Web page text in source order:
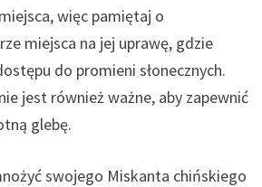
więc pamiętaj o
miejsca na jej uprawę, gdzie
do promieni słonecznych.
jest również ważne, aby zapewnić
glebę.
swojego Miskanta chińskiego